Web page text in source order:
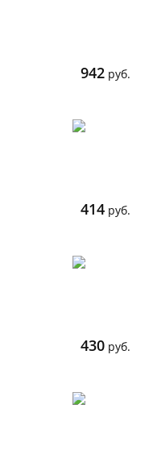
942 руб.
414 руб.
430 руб.